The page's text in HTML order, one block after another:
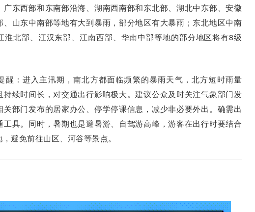
广东西部和东南部沿海、湖南西南部和东北部、湖北中东部、安徽
山东中南部等地有大到暴雨，部分地区有大暴雨；东北地区中南
淮北部、江汉东部、江南西部、华南中部等地的部分地区将有8级
醒：进入主汛期，南北方都面临频繁的暴雨天气，北方短时雨量
持续时间长，对交通出行影响极大。建议公众及时关注气象部门发
部门发布的居家办公、停学停课信息，减少非必要外出。确需出
具。同时，暑期也是避暑游、自驾游高峰，游客在出行时要结合
避免前往山区、河谷等景点。